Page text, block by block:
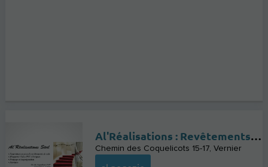
Al'Réalisations : Revêtements de sols à Vernier
Chemin des Coquelicots 15-17 Vernier